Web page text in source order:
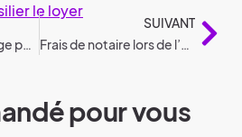
le loyer
Le meilleur chauffage pour chaque pièce de votre maison : explications claires
SUIVANT
Frais de notaire lors de l’achat d’une maison ou d’un appartement
pour vous